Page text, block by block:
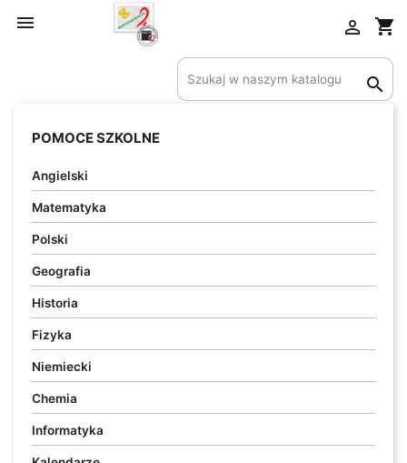
 shopping_cart


POMOCE SZKOLNE
Angielski
Matematyka
Polski
Geografia
Historia
Fizyka
Niemiecki
Chemia
Informatyka
Utwórz listę życzeń
Anuluj Utwórz listę życzeń